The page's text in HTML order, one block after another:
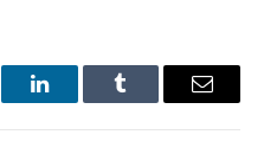
LinkedInTumblr Email